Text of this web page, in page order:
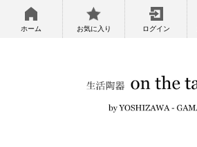
ホーム お気に入り ログイン